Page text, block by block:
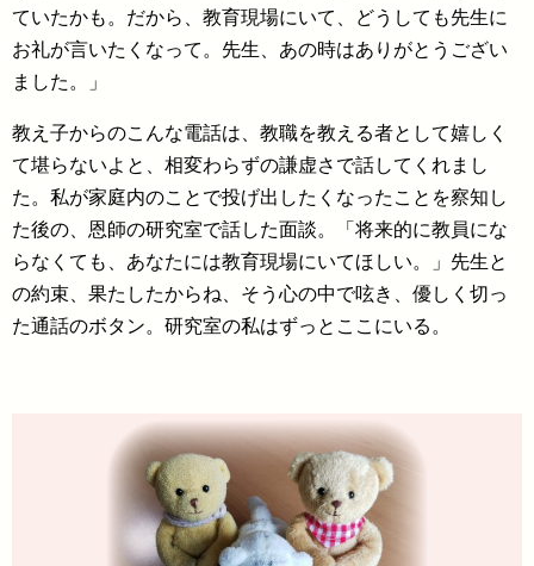
ていたかも。だから、教育現場にいて、どうしても先生に
お礼が言いたくなって。先生、あの時はありがとうござい
ました。」
教え子からのこんな電話は、教職を教える者として嬉しく
て堪らないよと、相変わらずの謙虚さで話してくれまし
た。私が家庭内のことで投げ出したくなったことを察知し
た後の、恩師の研究室で話した面談。「将来的に教員にな
らなくても、あなたには教育現場にいてほしい。」先生と
の約束、果たしたからね、そう心の中で呟き、優しく切っ
た通話のボタン。研究室の私はずっとここにいる。